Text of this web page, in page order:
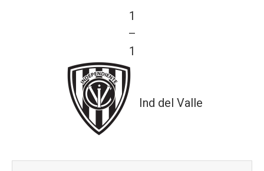
1
—
1
Ind del Valle